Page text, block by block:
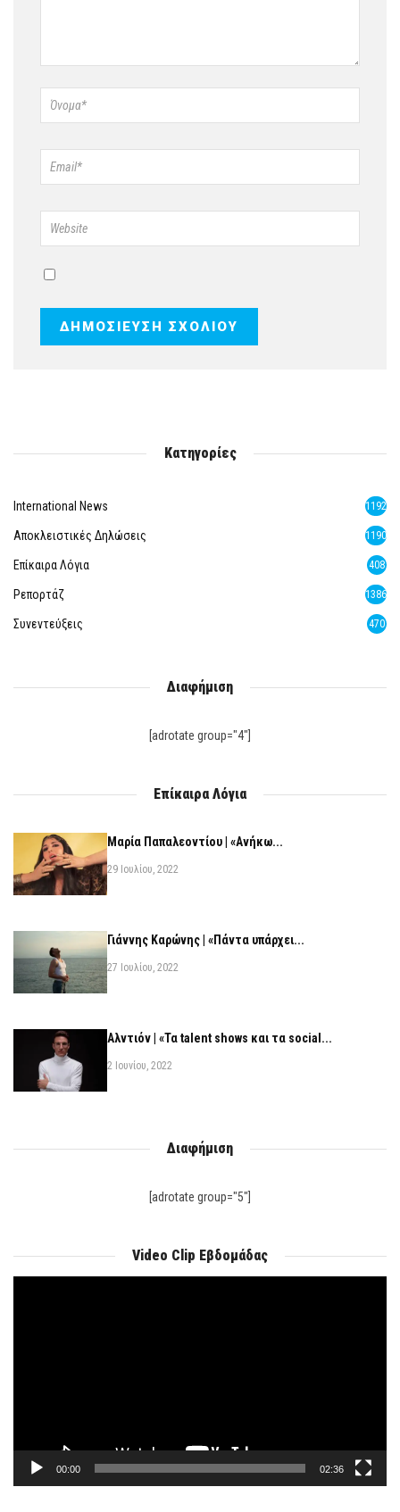
Κατηγορίες
International News 1192
Αποκλειστικές Δηλώσεις 1190
Επίκαιρα Λόγια 408
Ρεπορτάζ 1386
Συνεντεύξεις 470
Διαφήμιση
[adrotate group="4"]
Επίκαιρα Λόγια
Μαρία Παπαλεοντίου | «Ανήκω...
29 Ιουλίου, 2022
Γιάννης Καρώνης | «Πάντα υπάρχει...
27 Ιουλίου, 2022
Αλντιόν | «Τα talent shows και τα social...
2 Ιουνίου, 2022
Διαφήμιση
[adrotate group="5"]
Video Clip Εβδομάδας
00:00 02:36